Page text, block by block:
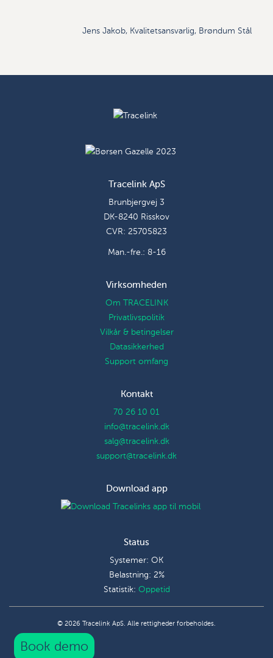
Jens Jakob, Kvalitetsansvarlig, Brøndum Stål
Book demo
Tracelink ApS
Brunbjergvej 3
DK-8240 Risskov
CVR: 25705823
Man.-fre.: 8-16
Virksomheden
Om TRACELINK
Privatlivspolitik
Vilkår & betingelser
Datasikkerhed
Support omfang
Kontakt
70 26 10 01
info@tracelink.dk
salg@tracelink.dk
support@tracelink.dk
Download app
Status
Systemer: OK
Belastning: 2%
Statistik: Oppetid
© 2026 Tracelink ApS. Alle rettigheder forbeholdes.